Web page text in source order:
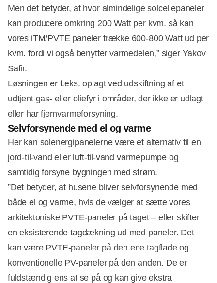
Men det betyder, at hvor almindelige solcellepaneler
kan producere omkring 200 Watt per kvm. så kan
vores iTM/PVTE paneler trække 600-800 Watt ud per
kvm. fordi vi også benytter varmedelen,” siger Yakov
Safir.
Løsningen er f.eks. oplagt ved udskiftning af et
udtjent gas- eller oliefyr i områder, der ikke er udlagt
eller har fjernvarmeforsyning.
Selvforsynende med el og varme
Her kan solenergipanelerne være et alternativ til en
jord-til-vand eller luft-til-vand varmepumpe og
samtidig forsyne bygningen med strøm.
”Det betyder, at husene bliver selvforsynende med
både el og varme, hvis de vælger at sætte vores
arkitektoniske PVTE-paneler på taget – eller skifter
en eksisterende tagdækning ud med paneler. Det
kan være PVTE-paneler på den ene tagflade og
konventionelle PV-paneler på den anden. De er
fuldstændig ens at se på og kan give ekstra